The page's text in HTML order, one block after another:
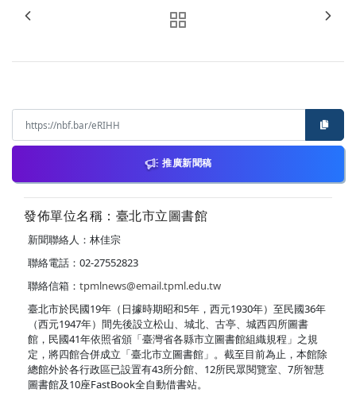
推廣新聞稿
發佈單位名稱：臺北市立圖書館
新聞聯絡人：林佳宗
聯絡電話：02-27552823
聯絡信箱： tpmlnews@email.tpml.edu.tw
臺北市於民國19年（日據時期昭和5年，西元1930年）至民國36年
（西元1947年）間先後設立松山、城北、古亭、城西四所圖書
館，民國41年依照省頒「臺灣省各縣市立圖書館組織規程」之規
定，將四館合併成立「臺北市立圖書館」。截至目前為止，本館除
總館外於各行政區已設置有43所分館、12所民眾閱覽室、7所智慧
圖書館及10座FastBook全自動借書站。